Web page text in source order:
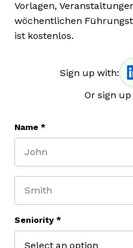
Vorlagen,
wöchentlichen
ist kostenlos.
Sign up with:
Or sign
Name *
Seniority *